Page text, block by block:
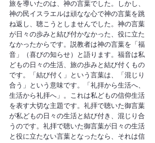
旅を導いたのは、神の言葉でした。しかし、
神の民イスラエルは頑なな心で神の言葉を跳
ね返し、聴こうとしませんでした。神の言葉
が日々の歩みと結び付かなかった、役に立た
なかったからです。説教者は神の言葉を「福
音」（喜びの知らせ）と語ります。福音は私
どもの日々の生活、旅の歩みと結び付くもの
です。「結び付く」という言葉は、「混じり
合う」という意味です。「礼拝から生活へ、
生活から礼拝へ」。これは私どもの信仰生活
を表す大切な主題です。礼拝で聴いた御言葉
が私どもの日々の生活と結び付き、混じり合
うのです。礼拝で聴いた御言葉が日々の生活
と役に立たない言葉となったなら、それは信